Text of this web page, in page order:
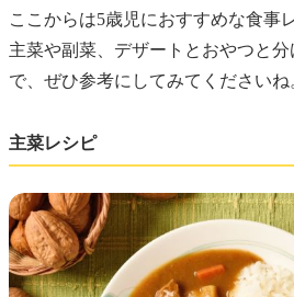
ここからは5歳児におすすめな食事
主菜や副菜、デザートとおやつと
で、ぜひ参考にしてみてくださいね
主菜レシピ